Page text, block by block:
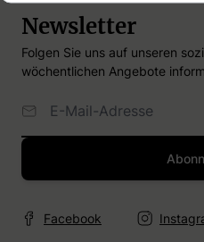
Newsletter
Folgen Sie uns auf unseren
wöchentlichen Angebote
Facebook